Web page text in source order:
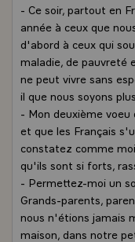
- Ce soir, partout en
année à ceux que
d'abord à ceux qui
maladie, de pauvreté
ne peut vivre sans
il que nous soyons
- Mon deuxième
et que les Français
constatez comme
qu'ils sont si forts,
- Permettez-moi un
Grands-parents,
nous n'étions jamais
maison, dans notre